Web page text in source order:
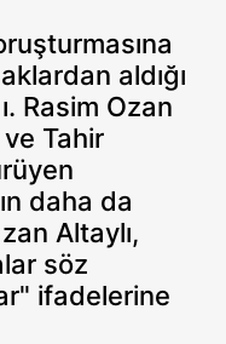
aldığı
Rasim Ozan
Tahir
daha da
Altaylı,
söz
ifadelerine